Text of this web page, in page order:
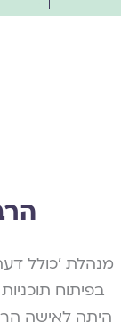
מנהלת 'כולל
בפיתוח
היתה לאישה